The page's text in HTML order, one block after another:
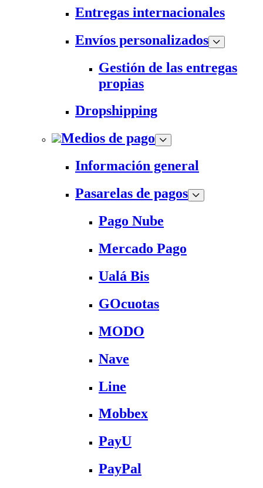
Entregas internacionales
Envíos personalizados
Gestión de las entregas
propias
Dropshipping
Medios de pago
Información general
Pasarelas de pagos
Pago Nube
Mercado Pago
Ualá Bis
GOcuotas
MODO
Nave
Line
Mobbex
PayU
PayPal